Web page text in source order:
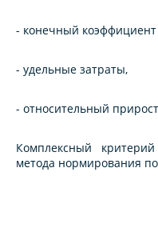
- конечный
- удельные затраты,
- относительный
Комплексный
метода нормирования